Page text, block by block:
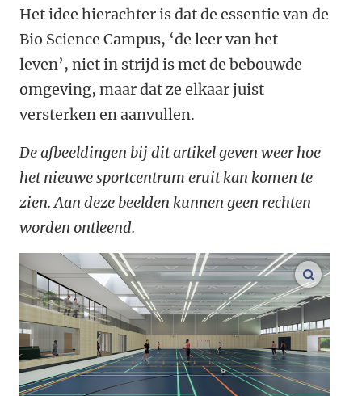
Het idee hierachter is dat de essentie van de
Bio Science Campus, ‘de leer van het
leven’, niet in strijd is met de bebouwde
omgeving, maar dat ze elkaar juist
versterken en aanvullen.
De afbeeldingen bij dit artikel geven weerhoe
het nieuwe sportcentrum eruit kan komen te
zien. Aan deze beelden kunnen geen rechten
worden ontleend.